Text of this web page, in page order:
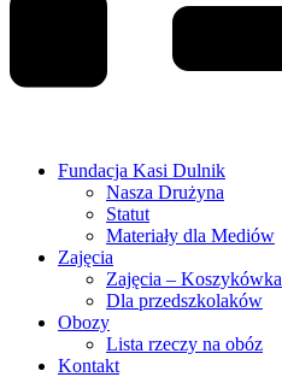
Fundacja Kasi Dulnik
Nasza Drużyna
Statut
Materiały dla Mediów
Zajęcia
Zajęcia – Koszykówka
Dla przedszkolaków
Obozy
Lista rzeczy na obóz
Kontakt